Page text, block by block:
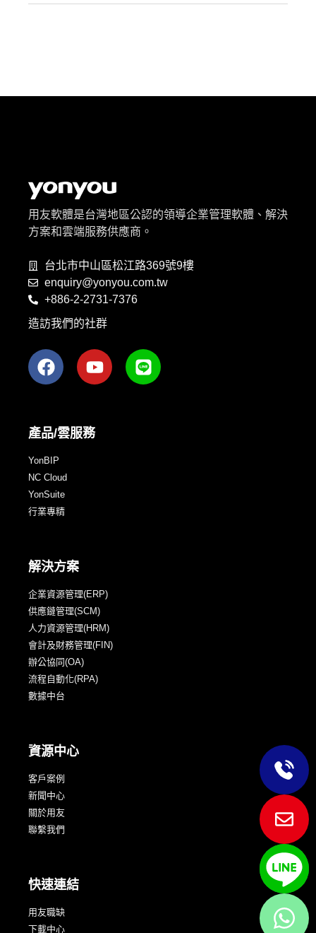
用友軟體是台灣地區公認的領導企業管理軟體、解決
方案和雲端服務供應商。
台北市中山區松江路369號9樓
enquiry@yonyou.com.tw
+886-2-2731-7376
造訪我們的社群
產品/雲服務
YonBIP
NC Cloud
YonSuite
行業專精
解決方案
企業資源管理(ERP)
供應鏈管理(SCM)
人力資源管理(HRM)
會計及財務管理(FIN)
辦公協同(OA)
流程自動化(RPA)
數據中台
資源中心
客戶案例
新聞中心
關於用友
聯繫我們
快速連結
用友職缺
下載中心